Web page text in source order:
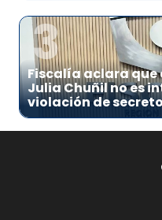
3
Fiscalía aclara que
Julia Chuñil no es
violación de